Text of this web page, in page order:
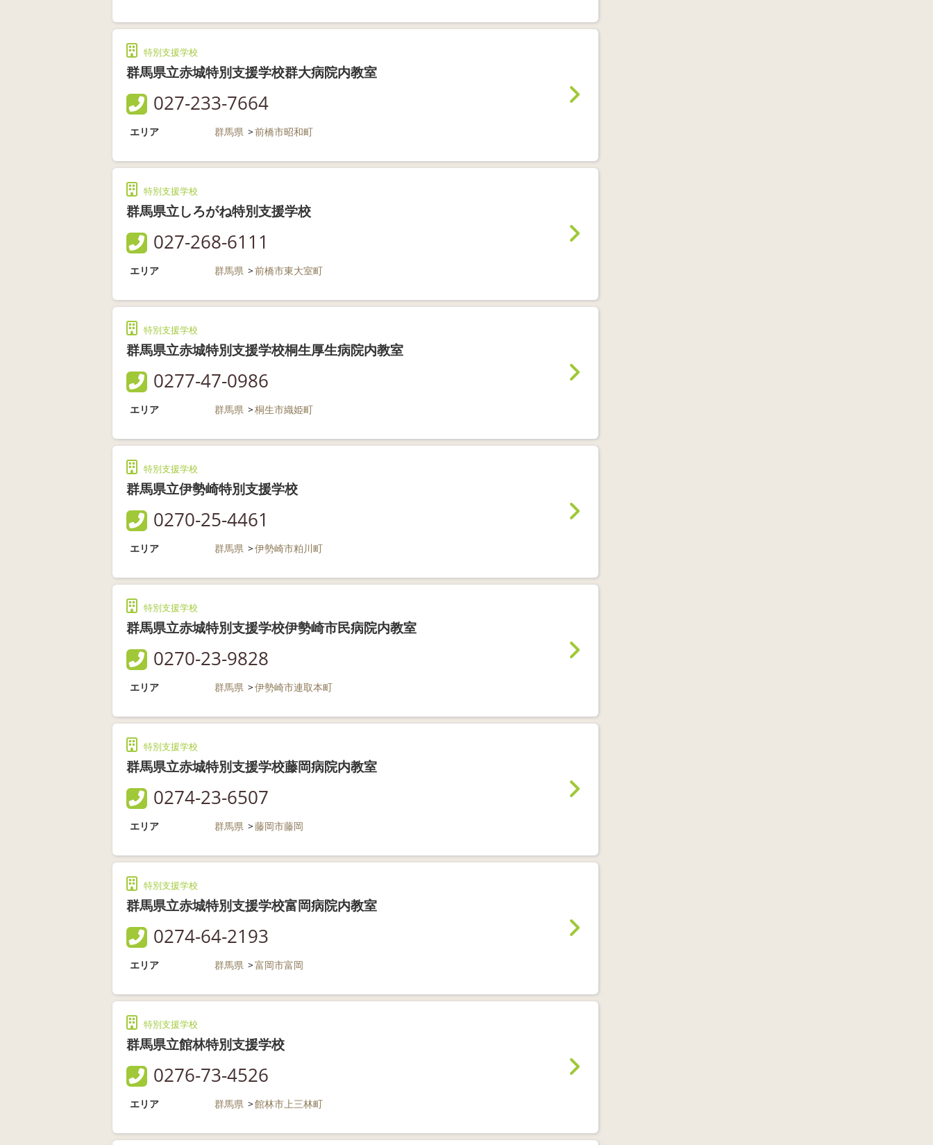
特別支援学校
群馬県立赤城特別支援学校群大病院内教室
027-233-7664
エリア 群馬県 前橋市昭和町
特別支援学校
群馬県立しろがね特別支援学校
027-268-6111
エリア 群馬県 前橋市東大室町
特別支援学校
群馬県立赤城特別支援学校桐生厚生病院内教室
0277-47-0986
エリア 群馬県 桐生市織姫町
特別支援学校
群馬県立伊勢崎特別支援学校
0270-25-4461
エリア 群馬県 伊勢崎市粕川町
特別支援学校
群馬県立赤城特別支援学校伊勢崎市民病院内教室
0270-23-9828
エリア 群馬県 伊勢崎市連取本町
特別支援学校
群馬県立赤城特別支援学校藤岡病院内教室
0274-23-6507
エリア 群馬県 藤岡市藤岡
特別支援学校
群馬県立赤城特別支援学校富岡病院内教室
0274-64-2193
エリア 群馬県 富岡市富岡
特別支援学校
群馬県立館林特別支援学校
0276-73-4526
エリア 群馬県 館林市上三林町